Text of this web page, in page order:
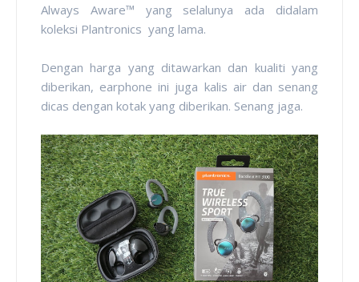
Always Aware™ yang selalunya ada didalam
koleksi Plantronics yang lama.
Dengan harga yang ditawarkan dan kualiti yang
diberikan, earphone ini juga kalis air dan senang
dicas dengan kotak yang diberikan. Senang jaga.